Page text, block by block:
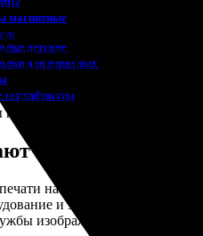
магнитные
детские
для взрослых
сертификаты
удобное мобильное
упрощён и не займёт
для начинающих
еще более выгодным.
это не только способ
реализовать любую
ФотоПочту
на холсте, вы
и экологически
изображения.